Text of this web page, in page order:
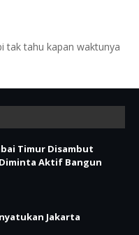
tak tahu kapan waktunya
Timur Disambut
Aktif Bangun
Jakarta